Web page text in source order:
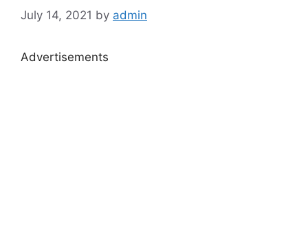
July 14, 2021 by admin
Advertisements